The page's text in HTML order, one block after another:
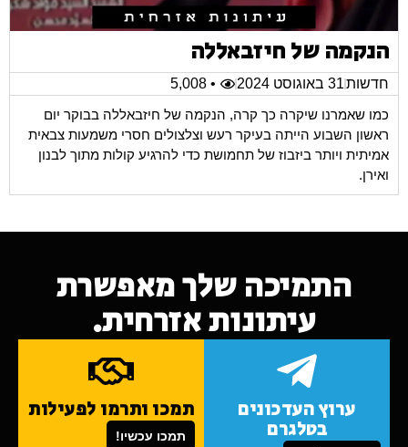
הנקמה של חיזבאללה
חדשות31 באוגוסט 2024
• 5,008
כמו שאמרנו שיקרה כך קרה, הנקמה של חיזבאללה בבוקר יום
ראשון השבוע הייתה בעיקר רעש וצלצולים חסרי משמעות צבאית
אמיתית ויותר ביזבוז של תחמושת כדי להרגיע קולות מתוך לבנון
ואירן.
התמיכה שלך מאפשרת
עיתונות אזרחית.
ערוץ העדכונים
בטלגרם
תמכו ותרמו לפעילות
תמכו עכשיו!